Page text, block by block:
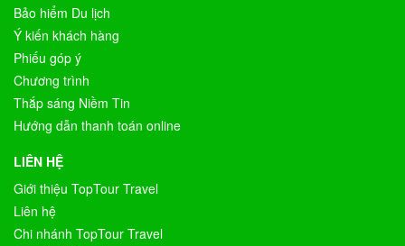
Bảo hiểm Du lịch
Ý kiến khách hàng
Phiếu góp ý
Chương trình
Thắp sáng Niềm Tin
Hướng dẫn thanh toán online
LIÊN HỆ
Giới thiệu TopTour Travel
Liên hệ
Chi nhánh TopTour Travel